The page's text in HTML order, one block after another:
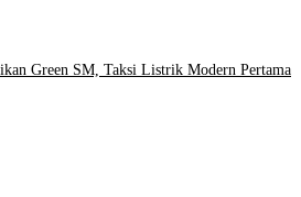
Green SM, Taksi Listrik Modern Pertama